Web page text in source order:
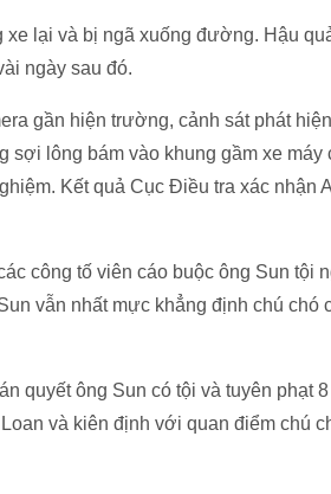
xe lại và bị ngã xuống đường. Hậu
ngày sau đó.
gần hiện trường, cảnh sát phát
sợi lông bám vào khung gầm xe máy
Kết quả Cục Điều tra xác nhận
công tố viên cáo buộc ông Sun tội
vẫn nhất mực khẳng định chú chó
quyết ông Sun có tội và tuyên phạt
và kiên định với quan điểm chú